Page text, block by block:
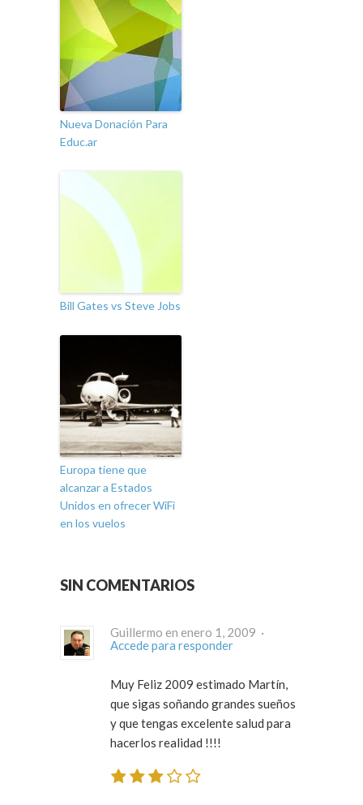
Nueva Donación Para
Educ.ar
Bill Gates vs Steve Jobs
Europa tiene que
alcanzar a Estados
Unidos en ofrecer WiFi
en los vuelos
SIN COMENTARIOS
Guillermo en enero 1, 2009 ·
Accede para responder
Muy Feliz 2009 estimado Martín,
que sigas soñando grandes sueños
y que tengas excelente salud para
hacerlos realidad !!!!